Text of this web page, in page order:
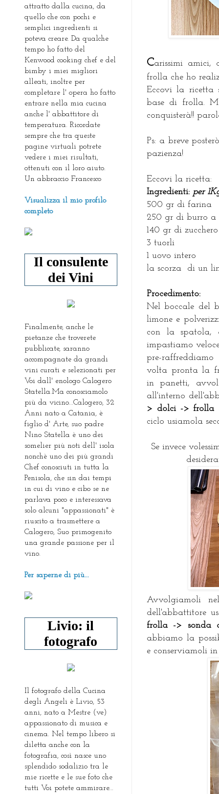
Carissimi amici,
frolla che ho
Eccovi la ricetta
base di frolla.
conquisterà!!
Ps: a breve
pazienza!
Eccovi la ricetta:
Ingredienti: per
500 gr di farina
250 gr di burro a
140 gr di zucchero
3 tuorli
1 uovo intero
la scorza di un
Procedimento:
Nel boccale del
limone e
con la spatola,
impastiamo
pre-
volta pronta la
in panetti,
all'interno
> dolci -> frolla
ciclo usiamola
Se invece
Avvolgiamoli
dell'abbattitore
frolla -> sonda
abbiamo la
e conserviamoli in
attratto dalla cucina, da
quello che con pochi e
semplici ingredienti si
poteva creare. Da qualche
tempo ho fatto del
Kenwood cooking chef e del
bimby i miei migliori
alleati, inoltre per
completare l' opera ho fatto
entrare nella mia cucina
anche l' abbattitore di
temperatura. Ricordate
sempre che tra queste
pagine virtuali potrete
vedere i miei risultati,
ottenuti con il loro aiuto.
Un abbraccio Francesco
Visualizza il mio profilo
completo
Il consulente
dei Vini
Finalmente, anche le
pietanze che troverete
pubblicate, saranno
accompagnate da grandi
vini curati e selezionati per
Voi dall' enologo Calogero
Statella.Ma conosciamolo
più da vicino...Calogero, 32
Anni nato a Catania, è
figlio d' Arte, suo padre
Nino Statella è uno dei
somelier più noti dell' isola
nonchè uno dei più grandi
Chef conosciuti in tutta la
Penisola, che sin dai tempi
in cui di vino e cibo se ne
parlava poco e interessava
solo alcuni "appassionati" è
riuscito a trasmettere a
Calogero, Suo primogenito
una grande passione per il
vino.
Per saperne di più...
Livio: il
fotografo
Il fotografo della Cucina
degli Angeli è Livio, 53
anni, nato a Mestre (ve)
appassionato di musica e
cinema. Nel tempo libero si
diletta anche con la
fotografia, così nasce uno
splendido sodalizio tra le
mie ricette e le sue foto che
tutti Voi potete ammirare...